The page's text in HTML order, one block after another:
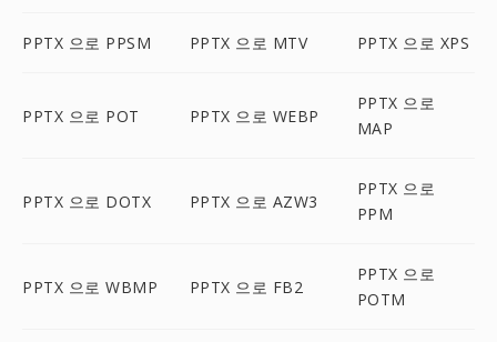
PPTX 으로 PPSM PPTX 으로 MTV PPTX 으로 XPS
PPTX 으로 POT PPTX 으로 WEBP
PPTX 으로
MAP
PPTX 으로 DOTX PPTX 으로 AZW3
PPTX 으로
PPM
PPTX 으로 WBMP PPTX 으로 FB2
PPTX 으로
POTM